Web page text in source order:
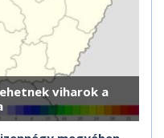
viharok a